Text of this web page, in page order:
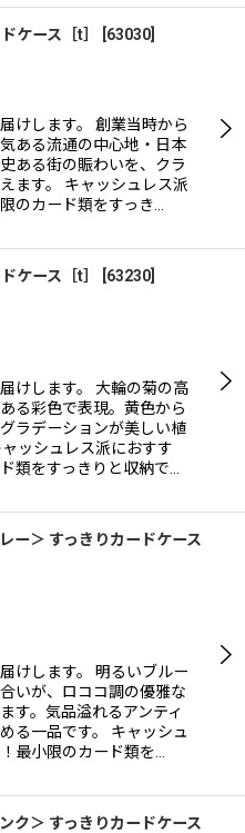
ケース［t］ 63030
けします。 創業当時から
ある流通の中心地・日本
ある街の賑わいを、クラ
ます。 キャッシュレス派
のカード類をすっき…
ケース［t］ 63230
けします。 大輪の菊の高
る彩色で表現。黄色から
ラデーションが美しい植
ッシュレス派におすす
類をすっきりと収納で…
ー＞ すっきりカードケース
けします。 明るいブルー
いが、ロココ調の優雅な
す。気品溢れるアンティ
る一品です。 キャッシュ
最小限のカード類を…
ク＞ すっきりカードケース